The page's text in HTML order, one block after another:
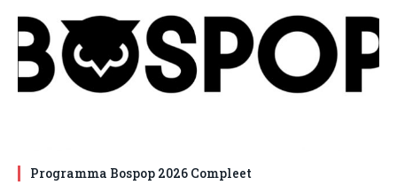
Programma Bospop 2026 Compleet